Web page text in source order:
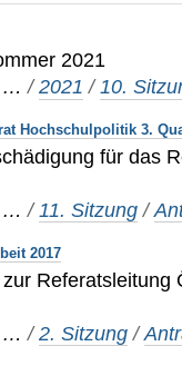
2021
…/2021 /10.
Hochschulpolitik 3.
für das
…/11. Sitzung /
2017
Referatsleitung
…/2. Sitzung /